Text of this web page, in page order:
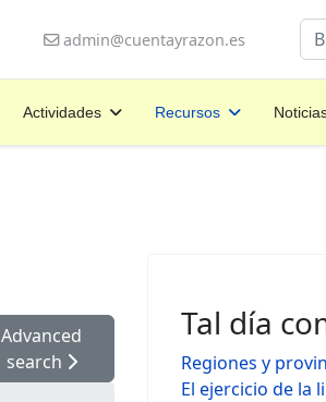
admin@cuentayrazon.es
Actividades Recursos
Advanced
search
Tal día
Regiones y
El ejercicio de la